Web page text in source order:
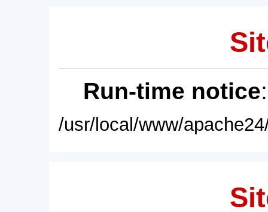
Run-time notice
/usr/local/www/